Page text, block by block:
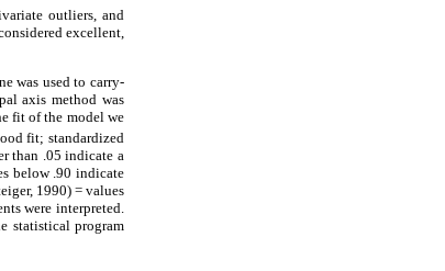
outliers, and
excellent,
was used to carry-
axis method was
fit of the model we
fit; standardized
than .05 indicate a
below .90 indicate
1990) = values
were interpreted.
statistical program